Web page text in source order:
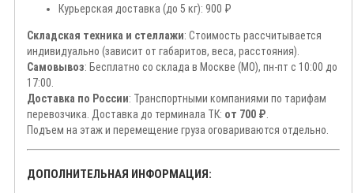
Курьерская доставка (до 5 кг): 900 ₽
Складская техника и стеллажи: Стоимость рассчитывается
индивидуально (зависит от габаритов, веса, расстояния).
Самовывоз: Бесплатно со склада в Москве (МО), пн-пт с 10:00 до
17:00.
Доставка по России: Транспортными компаниями по тарифам
перевозчика. Доставка до терминала ТК: от 700 ₽
Подъем на этаж и перемещение груза оговариваются отдельно.
ДОПОЛНИТЕЛЬНАЯ ИНФОРМАЦИЯ: